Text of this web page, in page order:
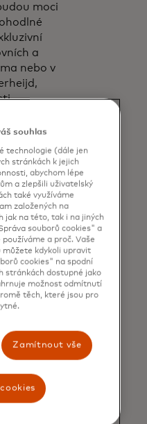
moci
a
nebo v
od těch,
ty, kteří
nebo
se proto
a výhod,
je
hodnotu
které
míře
souhlas
technologie (dále jen
stránkách k jejich
abychom lépe
a zlepšili uživatelský
také využíváme
založených na
jak na této, tak i na jiných
souborů cookies" a
a proč. Vaše
můžete kdykoli upravit
cookies" na spodní
stránkách dostupné jako
možnost odmítnutí
těch, které jsou pro
Zamítnout vše